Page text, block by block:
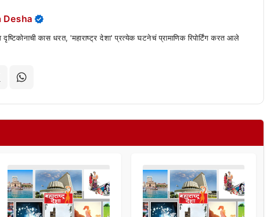
Desha
दृष्टिकोनाची कास धरत, 'महाराष्ट्र देशा' प्रत्येक घटनेचं प्रामाणिक रिपोर्टिंग करत आले